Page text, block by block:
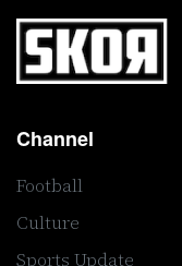
Channel
Football
Culture
Sports Update